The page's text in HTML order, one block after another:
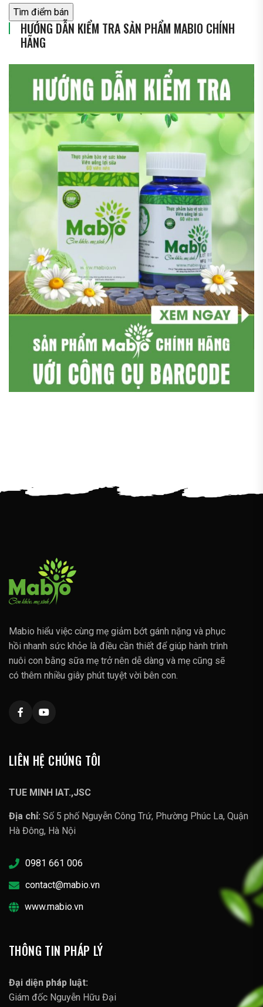
HƯỚNG DẪN KIỂM TRA SẢN PHẨM MABIO CHÍNH
HÃNG
Mabio hiểu việc cùng mẹ giảm bớt gánh nặng và phục
hồi nhanh sức khỏe là điều cần thiết để giúp hành trình
nuôi con bằng sữa mẹ trở nên dễ dàng và mẹ cũng sẽ
có thêm nhiều giây phút tuyệt vời bên con.
LIÊN HỆ CHÚNG TÔI
TUE MINH IAT.,JSC
Địa chỉ: Số 5 phố Nguyễn Công Trứ, Phường Phúc La, Quận
Hà Đông, Hà Nội
0981 661 006
contact@mabio.vn
www.mabio.vn
THÔNG TIN PHÁP LÝ
Đại diện pháp luật:
Giám đốc Nguyễn Hữu Đại